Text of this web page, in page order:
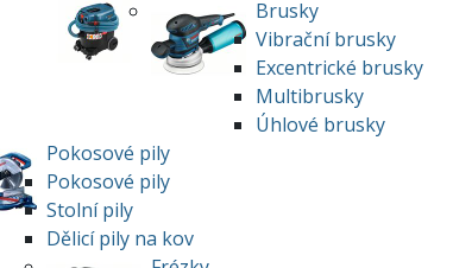
Brusky
Vibrační brusky
Excentrické brusky
Multibrusky
Úhlové brusky
Pokosové pily
Pokosové pily
Stolní pily
Dělicí pily na kov